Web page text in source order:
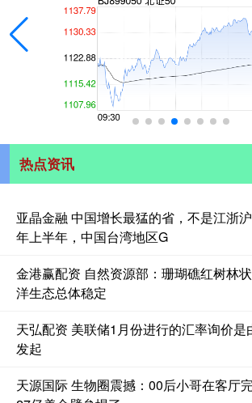
热点资讯
亚晶金融 中国增长最猛的省，不是江浙
年上半年，中国台湾地区G
金港赢配资 自然资源部：珊瑚礁红树林
洋生态总体稳定
天弘配资 美联储1月份进行的汇率询价
发起
天源国际 生物圈震撼：00后小哥在客厅